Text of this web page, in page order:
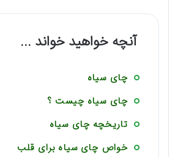
آنچه خواهید خواند ...
چای سیاه
چای سیاه چیست ؟
تاریخچه چای سیاه
خواص چای سیاه برای قلب